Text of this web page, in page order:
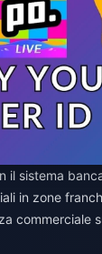
il sistema
in zone
commerciale